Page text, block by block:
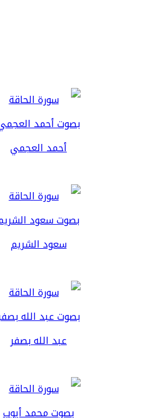
أحمد العجمي
سعود الشريم
عبد الله بصفر